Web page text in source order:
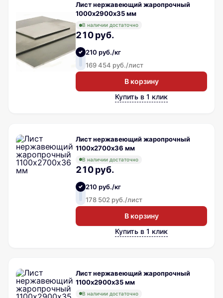
Лист нержавеющий жаропрочный
1000х2900х35 мм
В наличии достаточно
210 руб.
210 руб./кг
169 454 руб./лист
В корзину
Купить в 1 клик
Лист нержавеющий жаропрочный
1100х2700х36 мм
В наличии достаточно
210 руб.
210 руб./кг
178 502 руб./лист
В корзину
Купить в 1 клик
Лист нержавеющий жаропрочный
1100х2900х35 мм
В наличии достаточно